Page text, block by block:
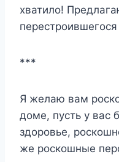
хватило!
перестроившегося
***
Я желаю вам
доме, пусть у вас
здоровье,
же роскошные